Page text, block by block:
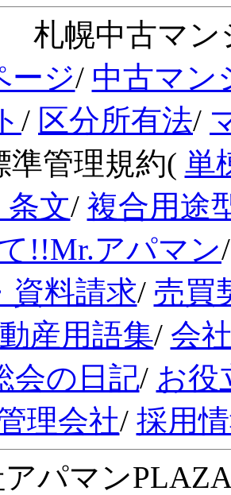
札幌中古マン
ージ/ 中古マン
/ 区分所有法/
準管理規約( 単
条文/ 複合用途
!!Mr.アパマン
資料請求/ 売買
産用語集/ 会
会の日記/ お役
理会社/ 採用
アパマン